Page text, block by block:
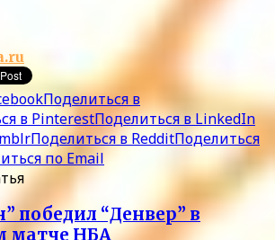
Поделиться в
в PinterestПоделиться в LinkedIn
Поделиться в RedditПоделиться
по Email
победил “Денвер” в
матче НБА